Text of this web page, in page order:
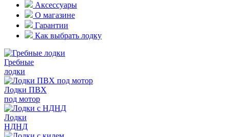
Аксессуары
О магазине
Гарантии
Как выбрать лодку
Гребные
лодки
Лодки ПВХ
под мотор
Лодки
НДНД